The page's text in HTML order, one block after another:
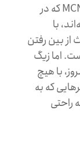
در سال‌های اخیر، بسیاری از شرکت‌های MCN که در
با
بین رفتن
اما زیگ
با هیچ
که به
و به راحتی